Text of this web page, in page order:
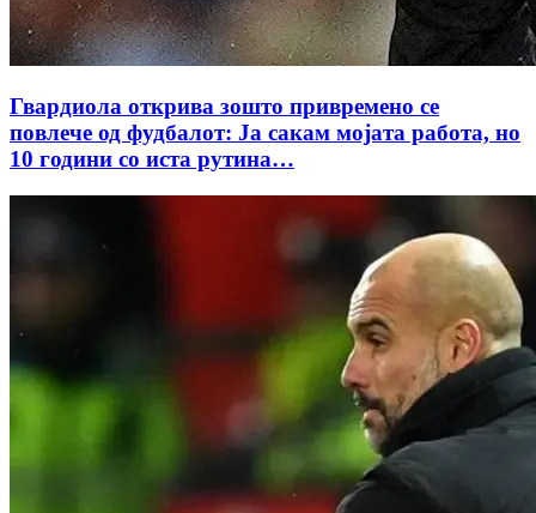
Гвардиола открива зошто привремено се
повлече од фудбалот: Ја сакам мојата работа, но
10 години со иста рутина…